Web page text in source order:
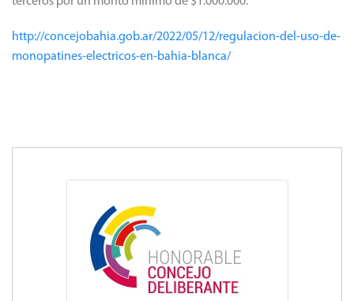
http://concejobahia.gob.ar/2022/05/12/regulacion-del-uso-de-
monopatines-electricos-en-bahia-blanca/